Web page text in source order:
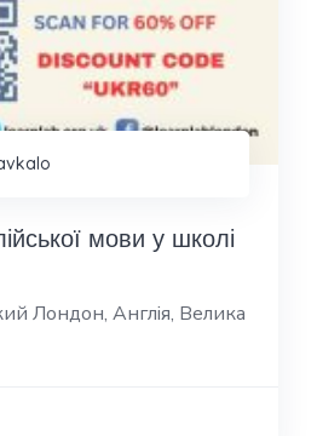
мови у школі
Лондон, Англія, Велика